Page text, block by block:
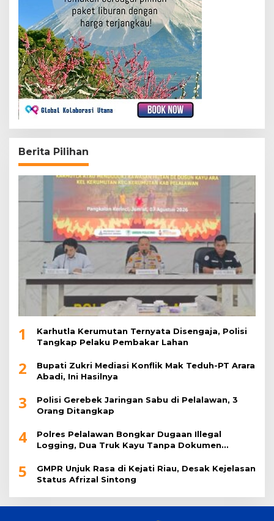
Berita Pilihan
1
Karhutla Kerumutan Ternyata Disengaja, Polisi
Tangkap Pelaku Pembakar Lahan
2
Bupati Zukri Mediasi Konflik Mak Teduh-PT Arara
Abadi, Ini Hasilnya
3
Polisi Gerebek Jaringan Sabu di Pelalawan, 3
Orang Ditangkap
4
Polres Pelalawan Bongkar Dugaan Illegal
Logging, Dua Truk Kayu Tanpa Dokumen
5
GMPR Unjuk Rasa di Kejati Riau, Desak Kejelasan
Status Afrizal Sintong